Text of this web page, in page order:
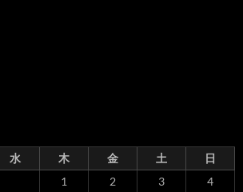
水 木 金 土
日
1
2 3 4